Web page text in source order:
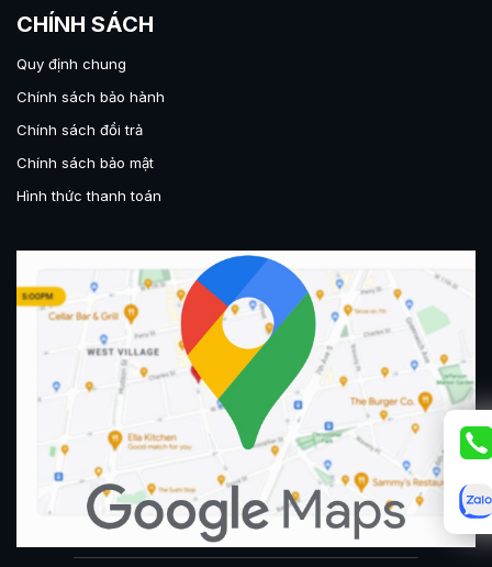
CHÍNH SÁCH
Quy định chung
Chính sách bảo hành
Chính sách đổi trả
Chính sách bảo mật
Hình thức thanh toán